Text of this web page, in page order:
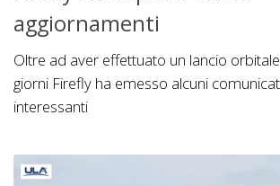
aggiornamenti
Oltre ad aver effettuato un lancio
giorni Firefly ha emesso alcuni
interessanti